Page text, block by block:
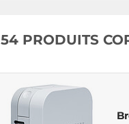
54 PRODUITS